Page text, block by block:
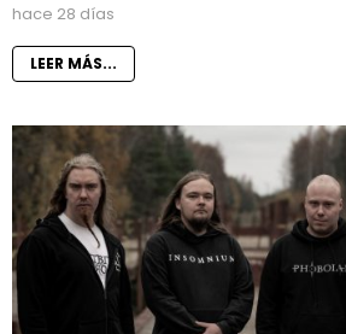
hace 28 días
LEER MÁS...